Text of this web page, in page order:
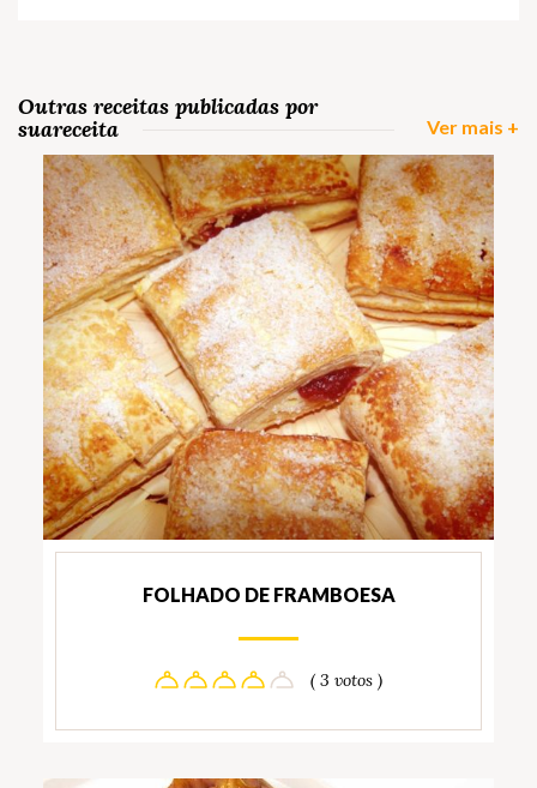
Outras receitas publicadas por
suareceita
Ver mais +
FOLHADO DE FRAMBOESA
( 3 votos )